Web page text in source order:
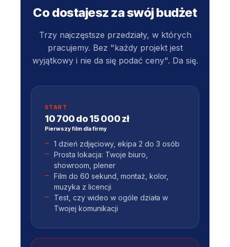
Co dostajesz za swój budżet
Trzy najczęstsze przedziały, w których
pracujemy. Bez "każdy projekt jest
wyjątkowy i nie da się podać ceny". Da się.
START
10 700 do 15 000 zł
Pierwszy film dla firmy
1 dzień zdjęciowy, ekipa 2 do 3 osób
Prosta lokacja: Twoje biuro,
showroom, plener
Film do 60 sekund, montaż, kolor,
muzyka z licencji
Test, czy wideo w ogóle działa w
Twojej komunikacji